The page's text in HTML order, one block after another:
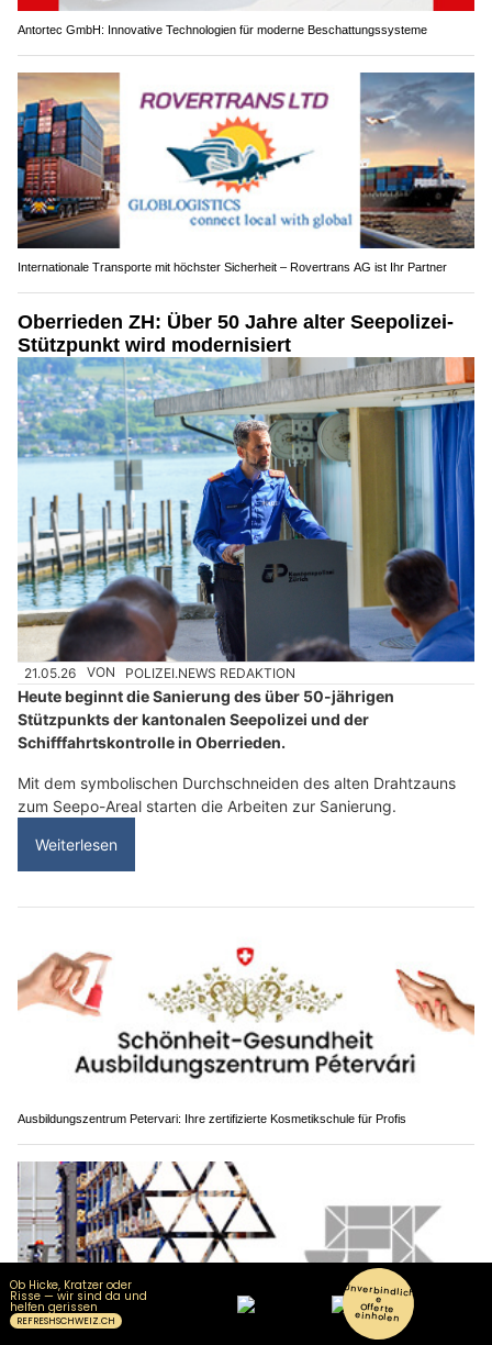
Antortec GmbH: Innovative Technologien für moderne Beschattungssysteme
Internationale Transporte mit höchster Sicherheit – Rovertrans AG ist Ihr Partner
Oberrieden ZH: Über 50 Jahre alter Seepolizei-
Stützpunkt wird modernisiert
21.05.26 VON POLIZEI.NEWS REDAKTION
Heute beginnt die Sanierung des über 50-jährigen
Stützpunkts der kantonalen Seepolizei und der
Schifffahrtskontrolle in Oberrieden.
Mit dem symbolischen Durchschneiden des alten Drahtzauns
zum Seepo-Areal starten die Arbeiten zur Sanierung.
Weiterlesen
Ausbildungszentrum Petervari: Ihre zertifizierte Kosmetikschule für Profis